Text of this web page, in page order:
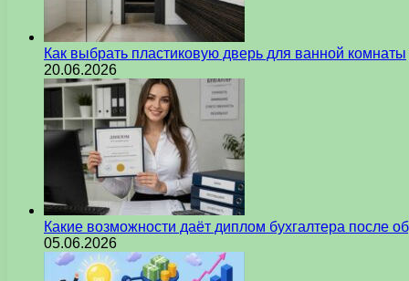
Как выбрать пластиковую дверь для ванной комнаты
20.06.2026
Какие возможности даёт диплом бухгалтера после
05.06.2026